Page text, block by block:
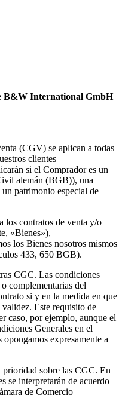
B&W International GmbH
(CGV) se aplican a todas
clientes
si el Comprador es un
alemán (BGB)), una
patrimonio especial de
los contratos de venta y/o
«Bienes»),
los Bienes nosotros mismos
433, 650 BGB).
CGC. Las condiciones
complementarias del
si y en la medida en que
Este requisito de
caso, por ejemplo, aunque el
Generales en el
expresamente a
sobre las CGC. En
se interpretarán de acuerdo
de Comercio